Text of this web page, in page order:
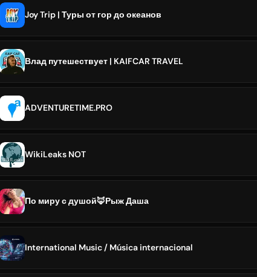
Joy Trip | Туры от гор до океанов
Влад путешествует | KAIFCAR TRAVEL
ADVENTURETIME.PRO
WikiLeaks NOT
По миру с душой🦊Рыж Даша
International Music / Música internacional